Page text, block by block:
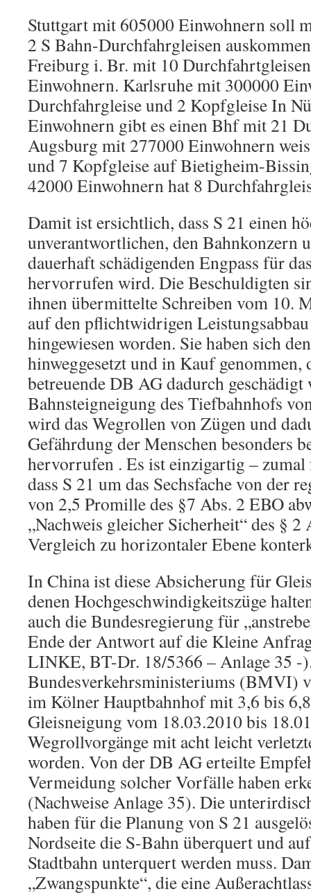
Stuttgart mit 605000 Einwohnern soll
2 S Bahn-Durchfahrgleisen
Freiburg i. Br. mit 10
Einwohnern. Karlsruhe mit 300000
Durchfahrgleise und 2 Kopfgleise In
Einwohnern gibt es einen Bhf mit 21
Augsburg mit 277000 Einwohnern
und 7 Kopfgleise auf Bietigheim-
42000 Einwohnern hat 8
Damit ist ersichtlich, dass S 21 einen
unverantwortlichen, den Bahnkonzern
dauerhaft schädigenden Engpass für
hervorrufen wird. Die Beschuldigten
ihnen übermittelte Schreiben vom 10.
auf den pflichtwidrigen
hingewiesen worden. Sie haben sich
hinweggesetzt und in Kauf genommen,
betreuende DB AG dadurch
Bahnsteigneigung des Tiefbahnhofs
wird das Wegrollen von Zügen und
Gefährdung der Menschen besonders
hervorrufen . Es ist einzigartig – zumal
dass S 21 um das Sechsfache von der
von 2,5 Promille des §7 Abs. 2 EBO
„Nachweis gleicher Sicherheit“ des §
Vergleich zu horizontaler Ebene
In China ist diese Absicherung für
denen Hochgeschwindigkeitszüge
auch die Bundesregierung für
Ende der Antwort auf die Kleine
LINKE, BT-Dr. 18/5366 – Anlage 35 -
Bundesverkehrsministeriums (BMVI)
im Kölner Hauptbahnhof mit 3,6 bis
Gleisneigung vom 18.03.2010 bis
Wegrollvorgänge mit acht leicht
worden. Von der DB AG erteilte
Vermeidung solcher Vorfälle haben
(Nachweise Anlage 35). Die
haben für die Planung von S 21
Nordseite die S-Bahn überquert und
Stadtbahn unterquert werden muss.
„Zwangspunkte“, die eine